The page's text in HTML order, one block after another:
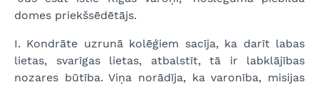
domes priekšsēdētājs.
I. Kondrāte uzrunā kolēģiem sacīja, ka darīt labas
lietas, svarīgas lietas, atbalstīt, tā ir labklājības
nozares būtība. Viņa norādīja, ka varonība, misijas